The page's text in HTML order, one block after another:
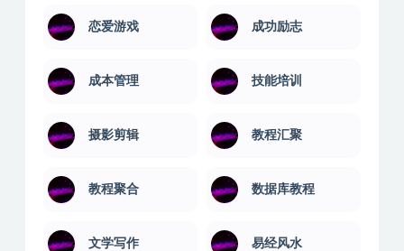
恋爱游戏 成功励志
成本管理 技能培训
摄影剪辑 教程汇聚
教程聚合 数据库教程
文学写作 易经风水